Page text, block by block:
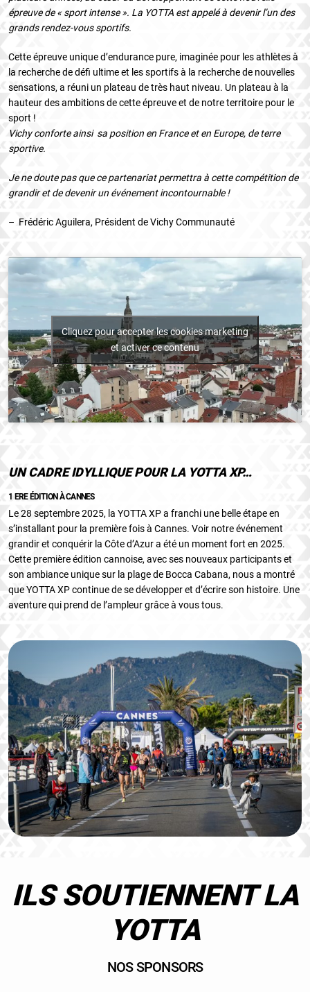
Cliquez pour accepter les cookies marketing
et activer ce contenu
épreuve de « sport intense ». La YOTTA est appelé à devenir l’un des
grands rendez-vous sportifs.
Cette épreuve unique d’endurance pure, imaginée pour les athlètes à
la recherche de défi ultime et les sportifs à la recherche de nouvelles
sensations, a réuni un plateau de très haut niveau. Un plateau à la
hauteur des ambitions de cette épreuve et de notre territoire pour le
sport !
Vichy conforte ainsi sa position en France et en Europe, de terre
sportive.
Je ne doute pas que ce partenariat permettra à cette compétition de
grandir et de devenir un événement incontournable !
– Frédéric Aguilera, Président de Vichy Communauté
UN CADRE IDYLLIQUE POUR LA YOTTA XP…
1 ERE ÉDITION À CANNES
Le 28 septembre 2025, la YOTTA XP a franchi une belle étape en
s’installant pour la première fois à Cannes. Voir notre événement
grandir et conquérir la Côte d’Azur a été un moment fort en 2025.
Cette première édition cannoise, avec ses nouveaux participants et
son ambiance unique sur la plage de Bocca Cabana, nous a montré
que YOTTA XP continue de se développer et d’écrire son histoire. Une
aventure qui prend de l’ampleur grâce à vous tous.
ILS SOUTIENNENT LA
YOTTA
NOS SPONSORS